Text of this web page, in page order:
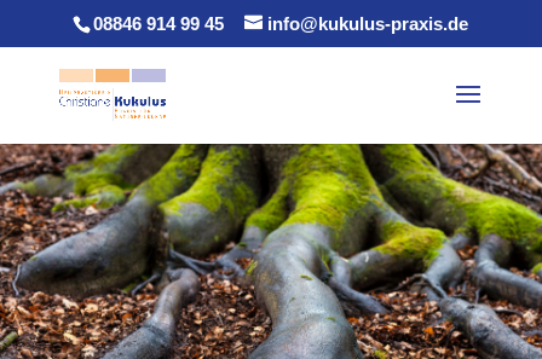
08846 914 99 45 info@kukulus-praxis.de